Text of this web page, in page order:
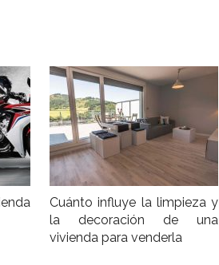
Cuánto influye la limpieza y
la decoración de una
vivienda para venderla